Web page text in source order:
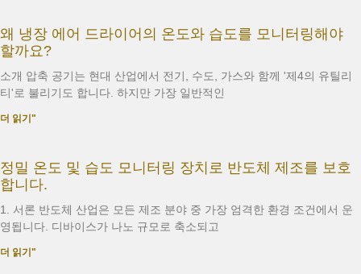
왜 냉장 에어 드라이어의 온도와 습도를 모니터링해야
할까요?
소개 압축 공기는 현대 산업에서 전기, 수도, 가스와 함께 '제4의 유틸리
티'로 불리기도 합니다. 하지만 가장 일반적인
더 읽기"
정밀 온도 및 습도 모니터링 장치로 반도체 제조를 보호
합니다.
1. 서론 반도체 산업은 모든 제조 분야 중 가장 엄격한 환경 조건에서 운
영됩니다. 디바이스가 나노 규모로 축소되고
더 읽기"